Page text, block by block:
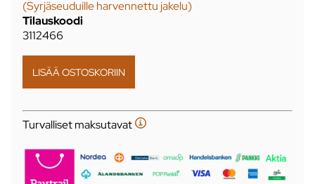
(Syrjäseuduille harvennettu jakelu)
Tilauskoodi
3112466
Turvalliset maksutavat